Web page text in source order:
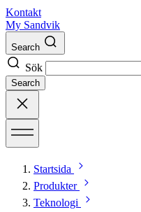
Kontakt
My Sandvik
Search
Sök
Search
Startsida
Produkter
Teknologi